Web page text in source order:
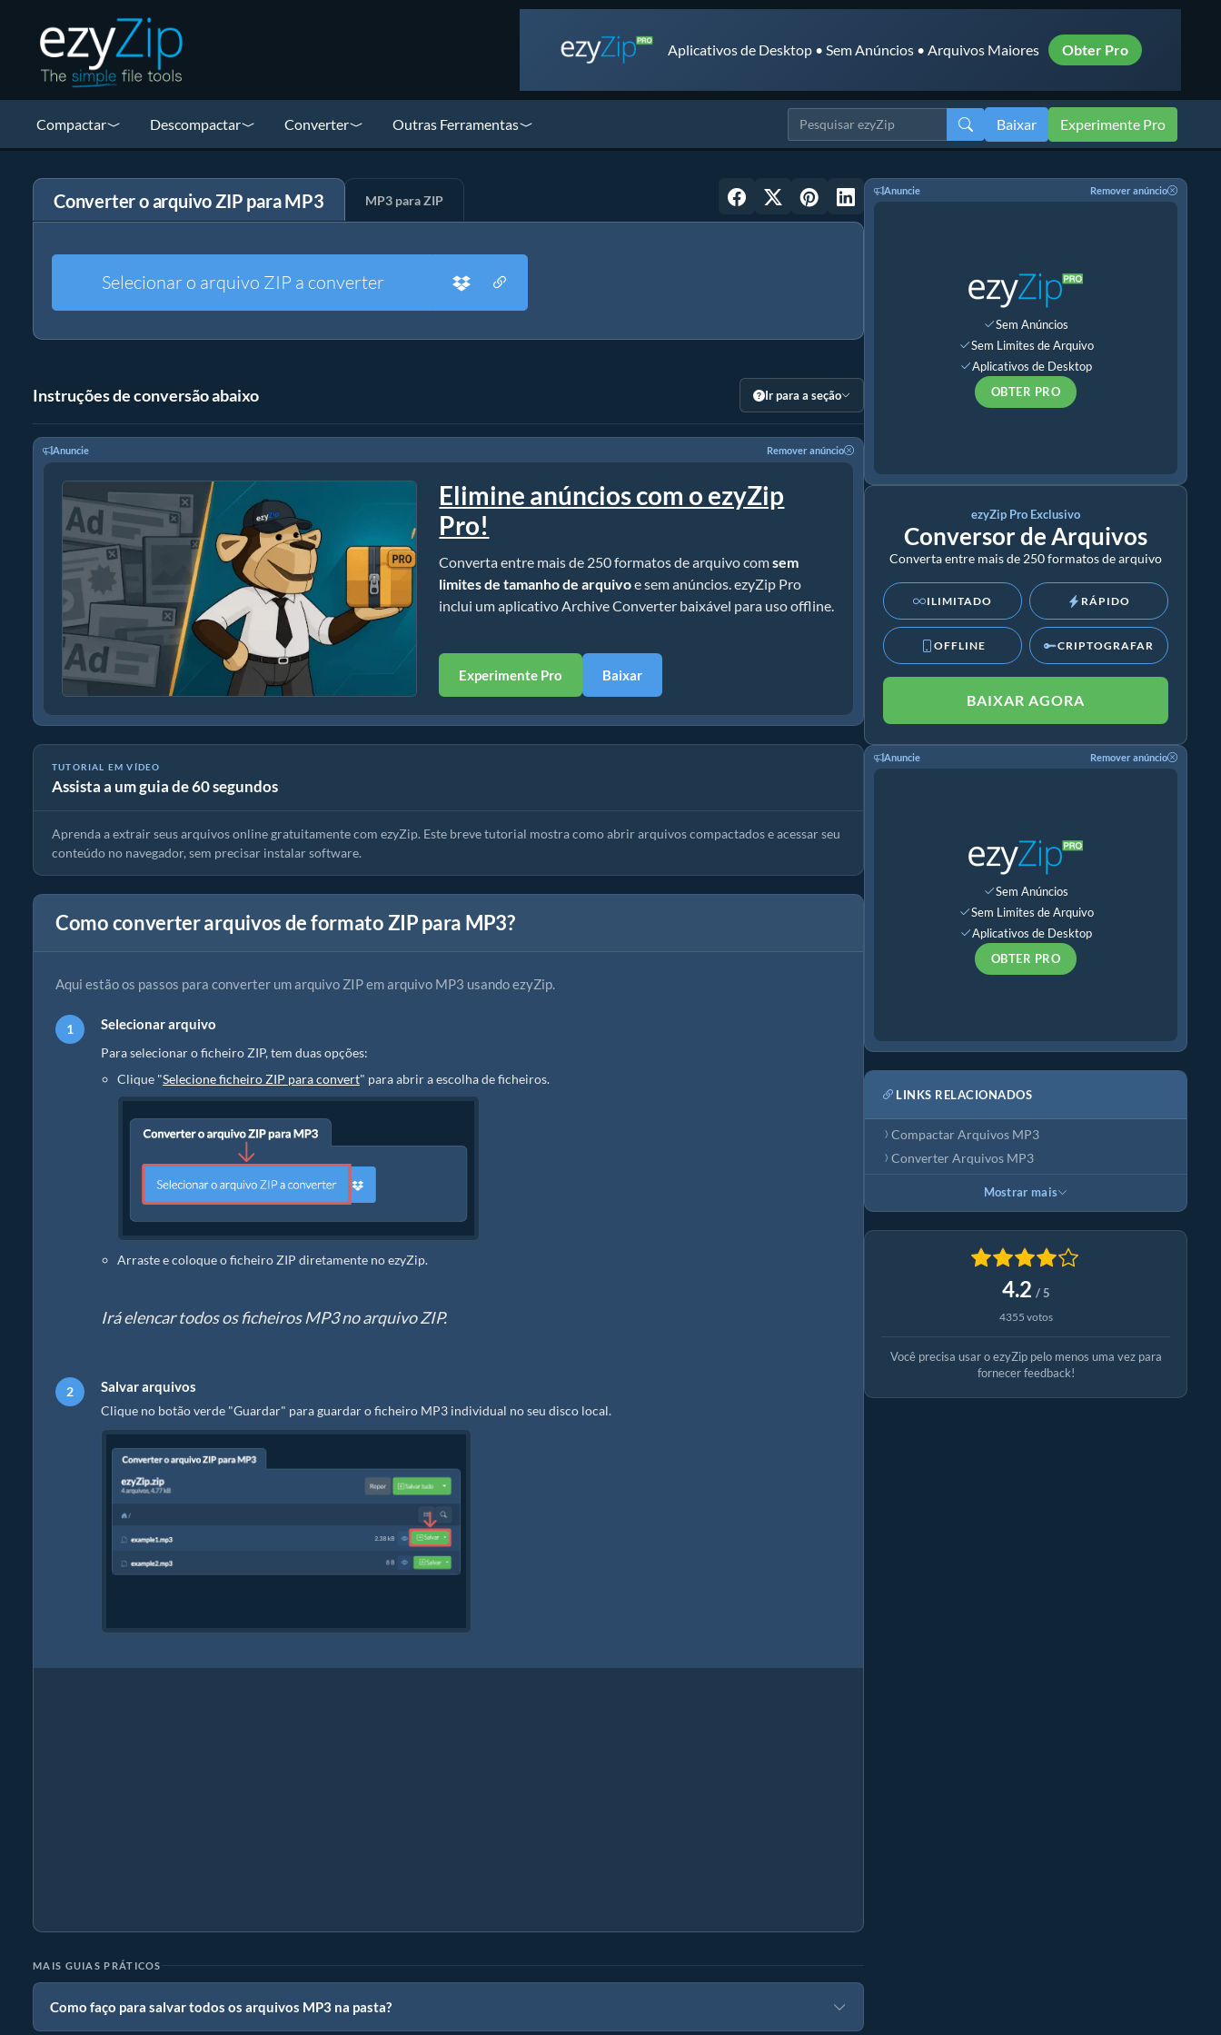
Aplicativos de Desktop • Sem Anúncios • Arquivos Maiores Obter Pro
Compactar Descompactar Converter Outras Ferramentas Baixar Experimente Pro
Converter o arquivo ZIP para MP3 MP3 para ZIP
Selecionar o arquivo ZIP a converter
Instruções de conversão abaixo Ir para a seção
Anuncie Remover anúncio
Elimine anúncios com o ezyZip
Pro!
Converta entre mais de 250 formatos de arquivo comsem
limites de tamanho de arquivoe sem anúncios. ezyZip Pro
inclui um aplicativo Archive Converter baixável para uso offline.
Experimente Pro Baixar
TUTORIAL EM VÍDEO
Assista a um guia de 60 segundos
Como extrair arquivos online com ezyZip (grátis, sem instalação)
Aprenda a extrair seus arquivos online gratuitamente com ezyZip. Este breve tutorial mostra como abrir arquivos compactados e acessar seu
conteúdo no navegador, sem precisar instalar software.
Como converter arquivos de formato ZIP para MP3?
Aqui estão os passos para converter um arquivo ZIP em arquivo MP3 usando ezyZip.
Selecionar arquivo
Para selecionar o ficheiro ZIP, tem duas opções:
Clique "Selecione ficheiro ZIP para convert" para abrir a escolha de ficheiros.
Arraste e coloque o ficheiro ZIP diretamente no ezyZip.
Irá elencar todos os ficheiros MP3 no arquivo ZIP.
Salvar arquivos
Clique no botão verde "Guardar" para guardar o ficheiro MP3 individual no seu disco local.
MAIS GUIAS PRÁTICOS
Como faço para salvar todos os arquivos MP3 na pasta?
Anuncie Remover anúncio
Sem Anúncios
Sem Limites de Arquivo
Aplicativos de Desktop
OBTER PRO
ezyZip Pro Exclusivo
Conversor de Arquivos
Converta entre mais de 250 formatos de arquivo
ILIMITADO RÁPIDO
OFFLINE CRIPTOGRAFAR
BAIXAR AGORA
Anuncie Remover anúncio
Sem Anúncios
Sem Limites de Arquivo
Aplicativos de Desktop
OBTER PRO
LINKS RELACIONADOS
Compactar Arquivos MP3
Converter Arquivos MP3
Mostrar mais
4.2 / 5
4355 votos
Você precisa usar o ezyZip pelo menos uma vez para
fornecer feedback!